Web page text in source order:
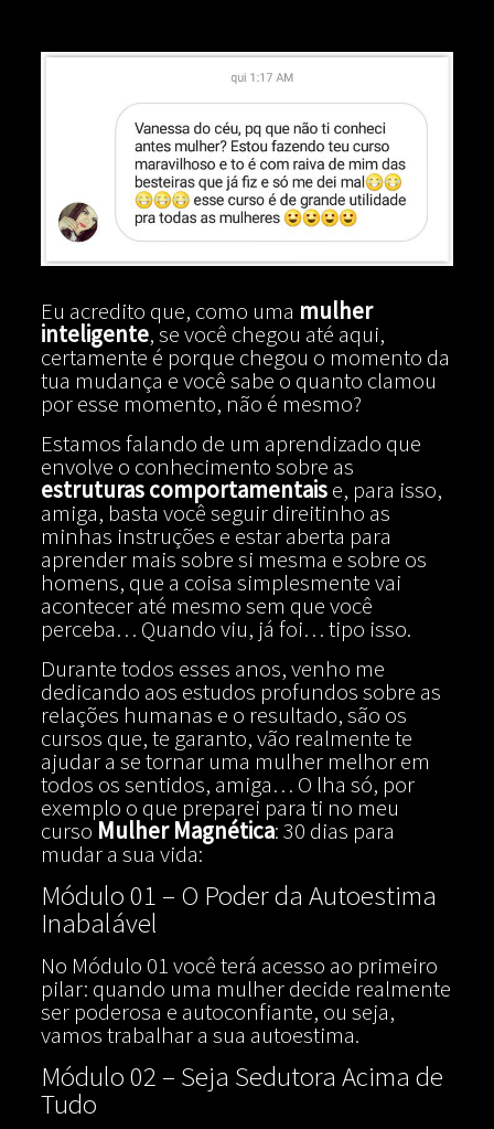
Eu acredito que, como uma mulher
inteligente, se você chegou até aqui,
certamente é porque chegou o momento da
tua mudança e você sabe o quanto clamou
por esse momento, não é mesmo?
Estamos falando de um aprendizado que
envolve o conhecimento sobre as
estruturas comportamentaise, para isso,
amiga, basta você seguir direitinho as
minhas instruções e estar aberta para
aprender mais sobre si mesma e sobre os
homens, que a coisa simplesmente vai
acontecer até mesmo sem que você
perceba… Quando viu, já foi… tipo isso.
Durante todos esses anos, venho me
dedicando aos estudos profundos sobre as
relações humanas e o resultado, são os
cursos que, te garanto, vão realmente te
ajudar a se tornar uma mulher melhor em
todos os sentidos, amiga… O lha só, por
exemplo o que preparei para ti no meu
cursoMulher Magnética: 30 dias para
mudar a sua vida:
Módulo 01 – O Poder da Autoestima
Inabalável
No Módulo 01 você terá acesso ao primeiro
pilar: quando uma mulher decide realmente
ser poderosa e autoconfiante, ou seja,
vamos trabalhar a sua autoestima.
Módulo 02 – Seja Sedutora Acima de
Tudo